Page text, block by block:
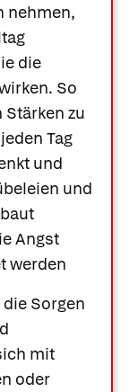
nehmen,
die
So
Stärken zu
Tag
und
und
Angst
werden
Sorgen
mit
oder